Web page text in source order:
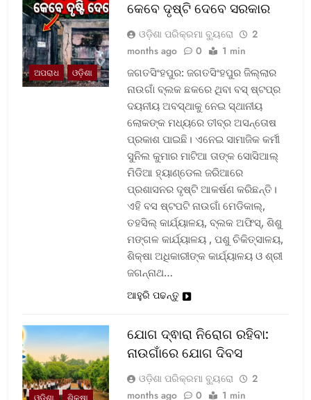
ଅପରାଧ ଓଡ଼ିଶା
କେବେ ଦୃଷ୍ଟି ଦେବେ ସରକାର
ଓଡ଼ିଶା ପରିକ୍ରମା ବ୍ୟୁରୋ
2
months ago
0 1 min
ଜଗତସିଂହପୁର: ଜଗତସିଂହପୁର ଜିଲ୍ଲାର
ନାଉଗାଁ ବ୍ଲକ ଛକରେ ଥିବା ବସ୍‌ ଷ୍ଟପ୍‌ର
ଦୟନୀୟ ଅବସ୍ଥାକୁ ନେଇ ସ୍ଥାନୀୟ
ଲୋକଙ୍କ ମଧ୍ୟରେ ତୀବ୍ର ଅସନ୍ତୋଷ
ପ୍ରକାଶ ପାଇଛି। ଏନେଇ ସାମାଜିକ କର୍ମୀ
ସୁନିଲ କୁମାର ମାଟିଆ ତାଙ୍କ ସୋସିଆଲ୍‌
ମିଡିଆ ହ୍ୟାଣ୍ଡେଲ ଜରିଆରେ
ପ୍ରଶାସନର ଦୃଷ୍ଟି ଆକର୍ଷଣ କରିଛନ୍ତି।
ଏହି ବସ ଷ୍ଟପଟି ନାଉଗାଁ ମେଡିକାଲ୍‌,
ତହସିଲ୍‌ କାର୍ଯ୍ୟାଳୟ, ବ୍ଲକ ଅଫିସ୍‌, ଶିଶୁ
ମଙ୍ଗଳ କାର୍ଯ୍ୟାଳୟ , ପଶୁ ଚିକିତ୍ସାଳୟ,
ଶିକ୍ଷା ଅଧିକାରୀଙ୍କ କାର୍ଯ୍ୟାଳୟ ଓ ଶ୍ରୀ
ଜଗନ୍ନାଥ…
ଆହୁରି ପଢନ୍ତୁ
ଯୋଗ ଦ୍ଵାରା ନିରୋଗ ରହିବା:
ନାଉଗାଁରେ ଯୋଗ ଦିବସ
ଓଡ଼ିଶା ପରିକ୍ରମା ବ୍ୟୁରୋ
2
months ago
0 1 min